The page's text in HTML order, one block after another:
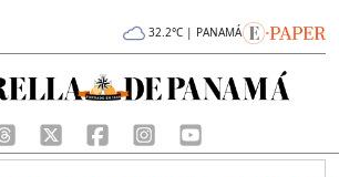
32.2°C | PANAMÁ